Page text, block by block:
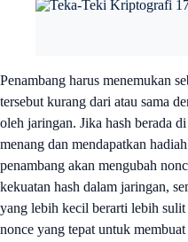
Penambang harus menemukan
tersebut kurang dari atau sama
oleh jaringan. Jika hash berada
menang dan mendapatkan
penambang akan mengubah
kekuatan hash dalam jaringan,
yang lebih kecil berarti lebih
nonce yang tepat untuk